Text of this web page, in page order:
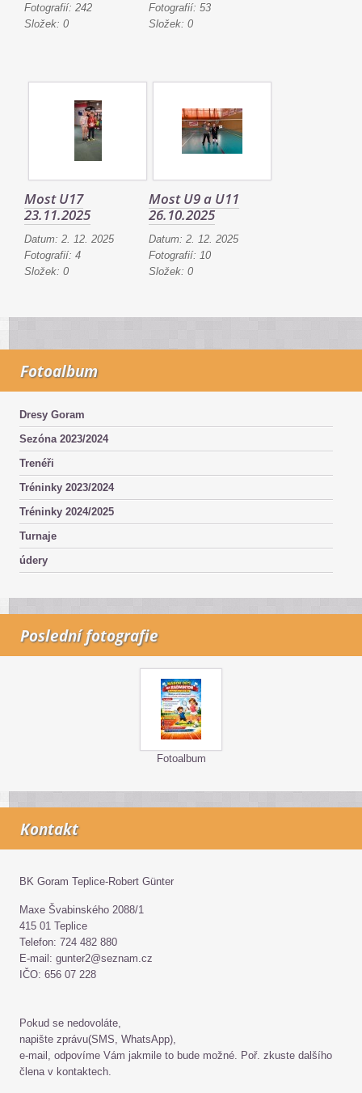
Fotografií: 242
Složek: 0
Fotografií: 53
Složek: 0
Most U17
23.11.2025
Datum: 2. 12. 2025
Fotografií: 4
Složek: 0
Most U9 a U11
26.10.2025
Datum: 2. 12. 2025
Fotografií: 10
Složek: 0
Fotoalbum
Dresy Goram
Sezóna 2023/2024
Trenéři
Tréninky 2023/2024
Tréninky 2024/2025
Turnaje
údery
Poslední fotografie
Fotoalbum
Kontakt
BK Goram Teplice-Robert Günter
Maxe Švabinského 2088/1
415 01 Teplice
Telefon: 724 482 880
E-mail: gunter2@seznam.cz
IČO: 656 07 228
Pokud se nedovoláte,
napište zprávu(SMS, WhatsApp),
e-mail, odpovíme Vám jakmile to bude možné. Poř. zkuste dalšího
člena v kontaktech.